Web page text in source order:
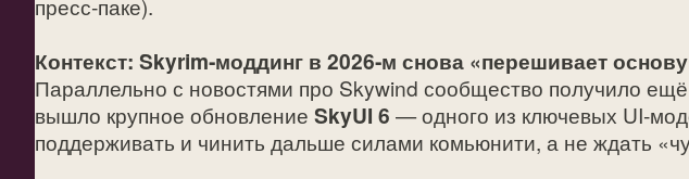
Контекст: Skyrim‑моддинг в 2026‑м снова «перешивает
Параллельно с новостями про Skywind сообщество получило
вышло крупное обновление SkyUI 6 — одного из ключевых
поддерживать и чинить дальше силами комьюнити, а не ждать